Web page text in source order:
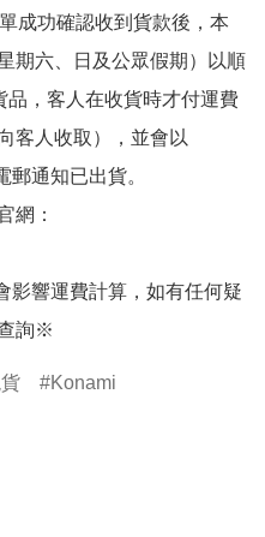
成功確認收到貨款後，本
期六、日及公眾假期）以順
品，客人在收貨時才付運費
客人收取），並會以
通知已出貨。
網：
影響運費計算，如有任何疑
詢※
Konami